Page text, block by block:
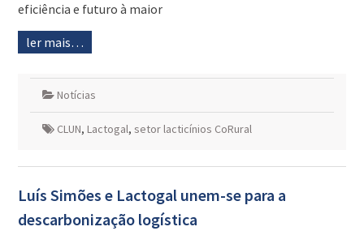
eficiência e futuro à maior
ler mais…
Notícias
CLUN, Lactogal, setor lacticínios CoRural
Luís Simões e Lactogal unem-se para a
descarbonização logística